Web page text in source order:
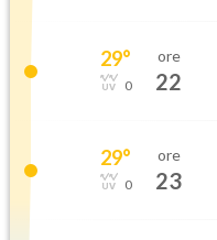
29°
0
ore
22
29°
0
ore
23